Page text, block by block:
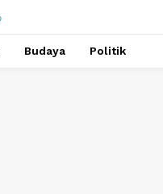
Budaya Politik